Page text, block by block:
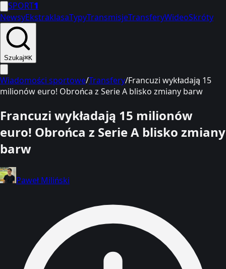
SPORT1
NewsyEkstraklasaTypyTransmisjeTransferyWideoSkróty
Szukaj⌘K
Wiadomości sportowe/Transfery/Francuzi wykładają 15
milionów euro! Obrońca z Serie A blisko zmiany barw
Francuzi wykładają 15 milionów
euro! Obrońca z Serie A blisko zmiany
barw
Paweł Miliński